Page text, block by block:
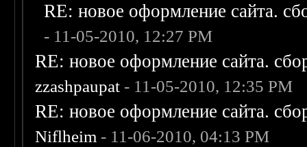
RE: новое оформление сайта.
- 11-05-2010, 12:27 PM
RE: новое оформление сайта.
zzashpaupat - 11-05-2010, 12:35 PM
RE: новое оформление сайта.
Niflheim - 11-06-2010, 04:13 PM